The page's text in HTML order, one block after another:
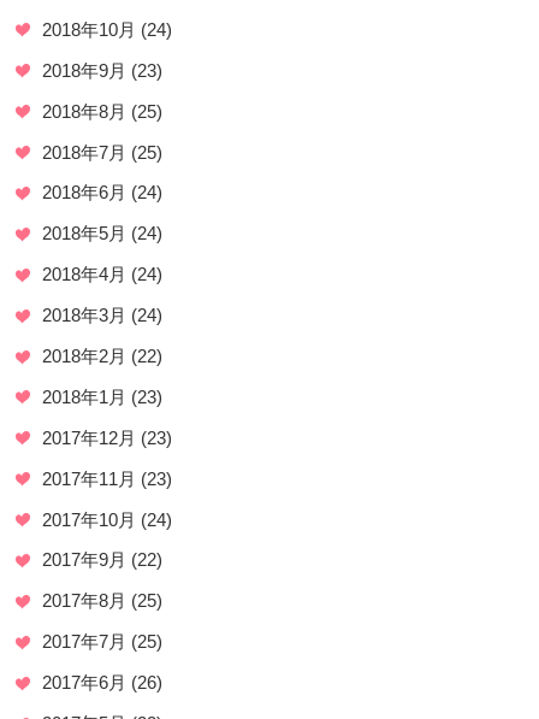
2018年10月 (24)
2018年9月 (23)
2018年8月 (25)
2018年7月 (25)
2018年6月 (24)
2018年5月 (24)
2018年4月 (24)
2018年3月 (24)
2018年2月 (22)
2018年1月 (23)
2017年12月 (23)
2017年11月 (23)
2017年10月 (24)
2017年9月 (22)
2017年8月 (25)
2017年7月 (25)
2017年6月 (26)